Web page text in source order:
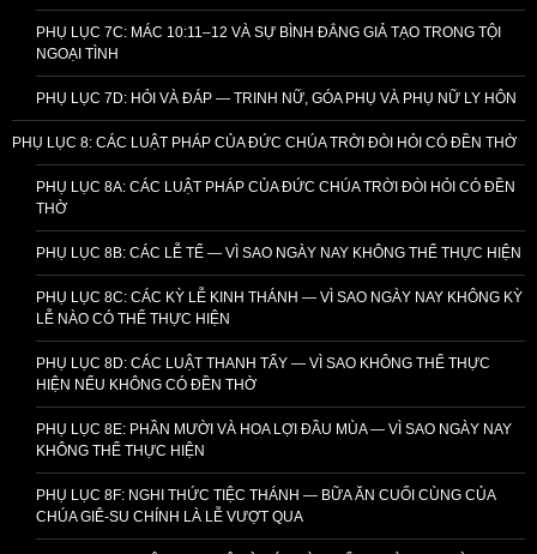
PHỤ LỤC 7C: MÁC 10:11–12 VÀ SỰ BÌNH ĐẲNG GIẢ TẠO TRONG TỘI
NGOẠI TÌNH
PHỤ LỤC 7D: HỎI VÀ ĐÁP — TRINH NỮ, GÓA PHỤ VÀ PHỤ NỮ LY HÔN
PHỤ LỤC 8: CÁC LUẬT PHÁP CỦA ĐỨC CHÚA TRỜI ĐÒI HỎI CÓ ĐỀN THỜ
PHỤ LỤC 8A: CÁC LUẬT PHÁP CỦA ĐỨC CHÚA TRỜI ĐÒI HỎI CÓ ĐỀN
THỜ
PHỤ LỤC 8B: CÁC LỄ TẾ — VÌ SAO NGÀY NAY KHÔNG THỂ THỰC HIỆN
PHỤ LỤC 8C: CÁC KỲ LỄ KINH THÁNH — VÌ SAO NGÀY NAY KHÔNG KỲ
LỄ NÀO CÓ THỂ THỰC HIỆN
PHỤ LỤC 8D: CÁC LUẬT THANH TẨY — VÌ SAO KHÔNG THỂ THỰC
HIỆN NẾU KHÔNG CÓ ĐỀN THỜ
PHỤ LỤC 8E: PHẦN MƯỜI VÀ HOA LỢI ĐẦU MÙA — VÌ SAO NGÀY NAY
KHÔNG THỂ THỰC HIỆN
PHỤ LỤC 8F: NGHI THỨC TIỆC THÁNH — BỮA ĂN CUỐI CÙNG CỦA
CHÚA GIÊ-SU CHÍNH LÀ LỄ VƯỢT QUA